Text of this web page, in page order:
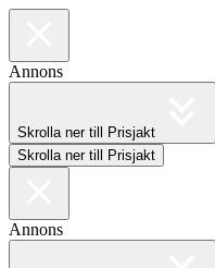
Annons
Skrolla ner till Prisjakt
Skrolla ner till Prisjakt
Annons